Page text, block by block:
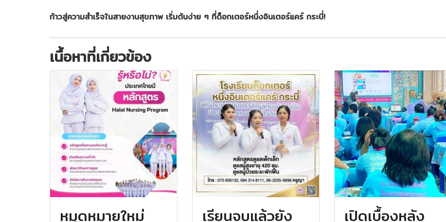
ก้าวสู่ความสำเร็จในสายงานสุขภาพ เริ่มต้นง่าย ๆ ที่ด็อกเตอร์หนึ่งอินเตอร์แคร์ กระบี่!
เนื้อหาที่เกี่ยวข้อง
หมุดหมายใหม่ เรียนจบแล้วยัง เปิดเบื้องหลัง